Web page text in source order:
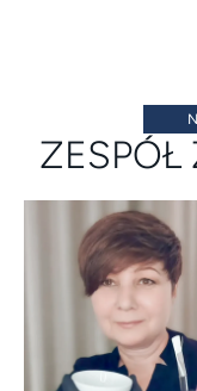
ZESPÓŁ